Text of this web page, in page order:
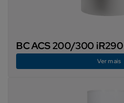
BC ACS 200/300 iR290
Ver mais